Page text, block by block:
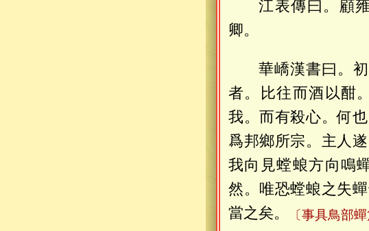
江表傳曰。顧
卿。
華嶠漢書曰。
者。比往而酒以酣
我。而有殺心。何
爲邦鄉所宗。主人
我向見螳蜋方向鳴
然。唯恐螳蜋之失
當之矣。
〔事具鳥部蟬